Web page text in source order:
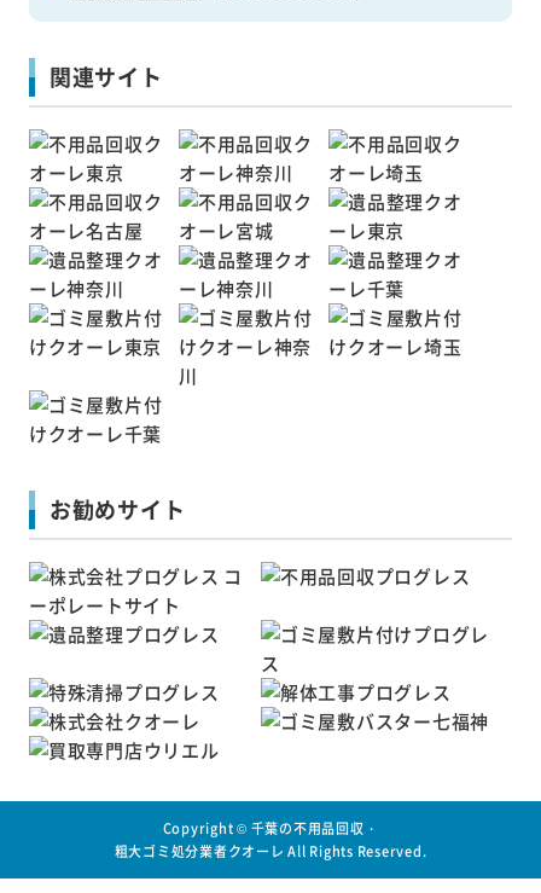
関連サイト
お勧めサイト
Copyright © 千葉の不用品回収・
粗大ゴミ処分業者クオーレ All Rights Reserved.